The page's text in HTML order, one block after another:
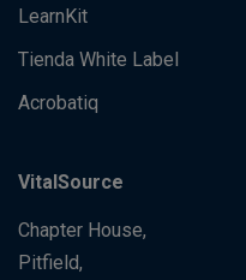
LearnKit
Tienda White Label
Acrobatiq
VitalSource
Chapter House,
Pitfield,